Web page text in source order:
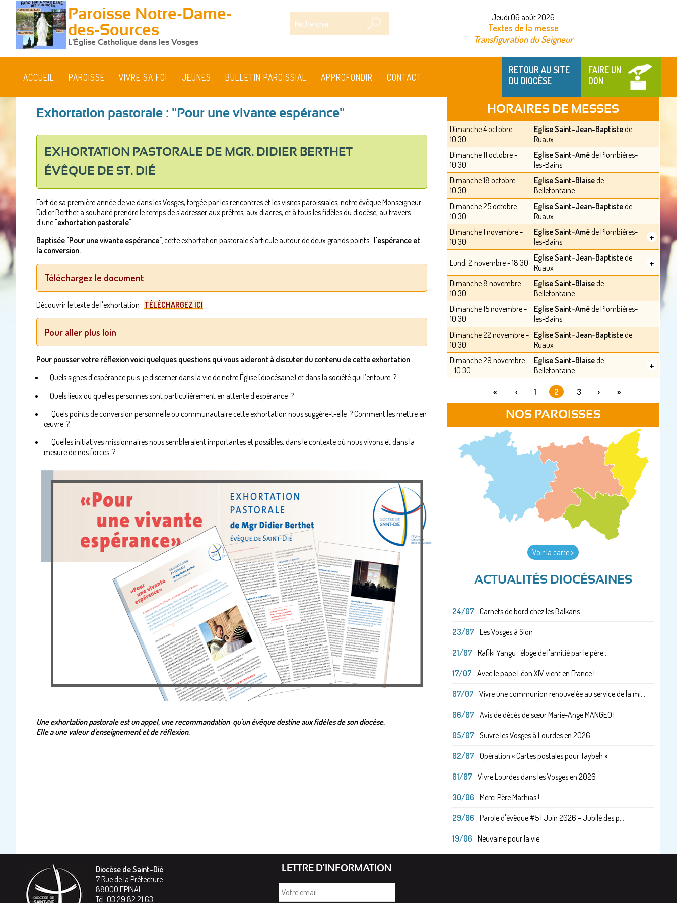
Paroisse Notre-Dame-
des-Sources
L'Église Catholique dans les Vosges
Jeudi 06 août 2026
Textes de la messe
Transfiguration du Seigneur
RETOUR AU SITE
DU DIOCÈSE
FAIRE UN
DON
ACCUEIL PAROISSE VIVRE SA FOI JEUNES BULLETIN PAROISSIAL APPROFONDIR CONTACT
Exhortation pastorale : "Pour une vivante espérance"
EXHORTATION PASTORALE DE MGR. DIDIER BERTHET
ÉVÊQUE DE ST. DIÉ
Fort de sa première année de vie dans les Vosges, forgée par les rencontres et les visites paroissiales, notre évêque Monseigneur
Didier Berthet a souhaité prendre le temps de s'adresser aux prêtres, aux diacres, et à tous les fidèles du diocèse, au travers
d'une "exhortation pastorale"
Baptisée "Pour une vivante espérance", cette exhortation pastorale s'articule autour de deux grands points : l'espérance et
la conversion.
Téléchargez le document
Découvrir le texte de l'exhortation : TÉLÉCHARGEZ ICI
Pour aller plus loin
Pour pousser votre réflexion voici quelques questions qui vous aideront à discuter du contenu de cette exhortation :
Quels signes d’espérance puis-je discerner dans la vie de notre Église (diocésaine) et dans la société qui l’entoure ?
​Quels lieux ou quelles personnes sont particulièrement en attente d’espérance ?
Quels points de conversion personnelle ou communautaire cette exhortation nous suggère-t-elle ? Comment les mettre en
œuvre ?
Quelles initiatives missionnaires nous sembleraient importantes et possibles, dans le contexte où nous vivons et dans la
mesure de nos forces ?
Une exhortation pastorale est un appel, une recommandation qu'un évêque destine aux fidèles de son diocèse.
Elle a une valeur d'enseignement et de réflexion.
HORAIRES DE MESSES
Dimanche 4 octobre -
10:30
Eglise Saint-Jean-Baptistede
Ruaux
Dimanche 11 octobre -
10:30
Eglise Saint-Améde Plombières-
les-Bains
Dimanche 18 octobre -
10:30
Eglise Saint-Blaisede
Bellefontaine
Dimanche 25 octobre -
10:30
Eglise Saint-Jean-Baptistede
Ruaux
Dimanche 1 novembre -
10:30
Eglise Saint-Améde Plombières-
les-Bains
+
Lundi 2 novembre - 18:30 Eglise Saint-Jean-Baptistede
Ruaux
+
Dimanche 8 novembre -
10:30
Eglise Saint-Blaisede
Bellefontaine
Dimanche 15 novembre -
10:30
Eglise Saint-Améde Plombières-
les-Bains
Dimanche 22 novembre -
10:30
Eglise Saint-Jean-Baptistede
Ruaux
Dimanche 29 novembre
- 10:30
Eglise Saint-Blaisede
Bellefontaine
+
« ‹ 1 2 3 › »
NOS PAROISSES
Voir la carte >
ACTUALITÉS DIOCÉSAINES
24/07 Carnets de bord chez les Balkans
23/07 Les Vosges à Sion
21/07 Rafiki Yangu : éloge de l'amitié par le père...
17/07 Avec le pape Léon XIV vient en France !
07/07 Vivre une communion renouvelée au service de la mi...
06/07 Avis de décès de sœur Marie-Ange MANGEOT
05/07 Suivre les Vosges à Lourdes en 2026
02/07 Opération « Cartes postales pour Taybeh »
01/07 Vivre Lourdes dans les Vosges en 2026
30/06 Merci Père Mathias !
29/06 Parole d'évêque #5 | Juin 2026 – Jubilé des p...
19/06 Neuvaine pour la vie
Diocèse de Saint-Dié
7 Rue de la Préfecture
88000 EPINAL
Tél: 03 29 82 21 63
LETTRE D'INFORMATION